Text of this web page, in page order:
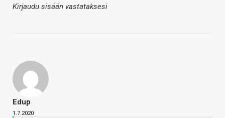
Kirjaudu sisään vastataksesi
Edup
1.7.2020